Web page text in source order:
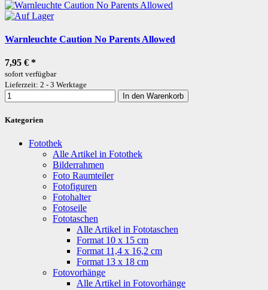
Warnleuchte Caution No Parents Allowed
7,95 € *
sofort verfügbar
Lieferzeit: 2 - 3 Werktage
In den Warenkorb
Kategorien
Fotothek
Alle Artikel in Fotothek
Bilderrahmen
Foto Raumteiler
Fotofiguren
Fotohalter
Fotoseile
Fototaschen
Alle Artikel in Fototaschen
Format 10 x 15 cm
Format 11,4 x 16,2 cm
Format 13 x 18 cm
Fotovorhänge
Alle Artikel in Fotovorhänge